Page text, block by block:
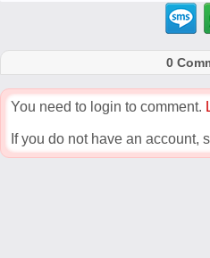
0
You need to login to comment.
If you do not have an account,